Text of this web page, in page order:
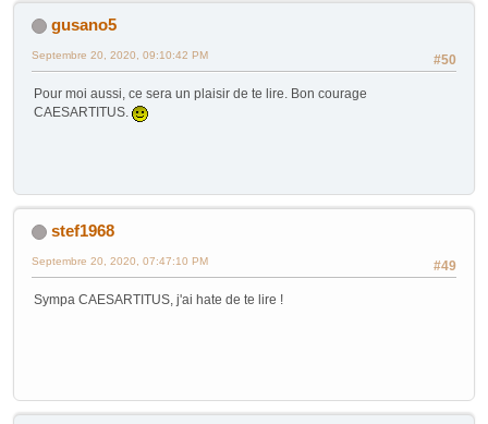
gusano5
#50
Septembre 20, 2020, 09:10:42 PM
Pour moi aussi, ce sera un plaisir de te lire. Bon courage
CAESARTITUS.
stef1968
#49
Septembre 20, 2020, 07:47:10 PM
Sympa CAESARTITUS, j'ai hate de te lire !